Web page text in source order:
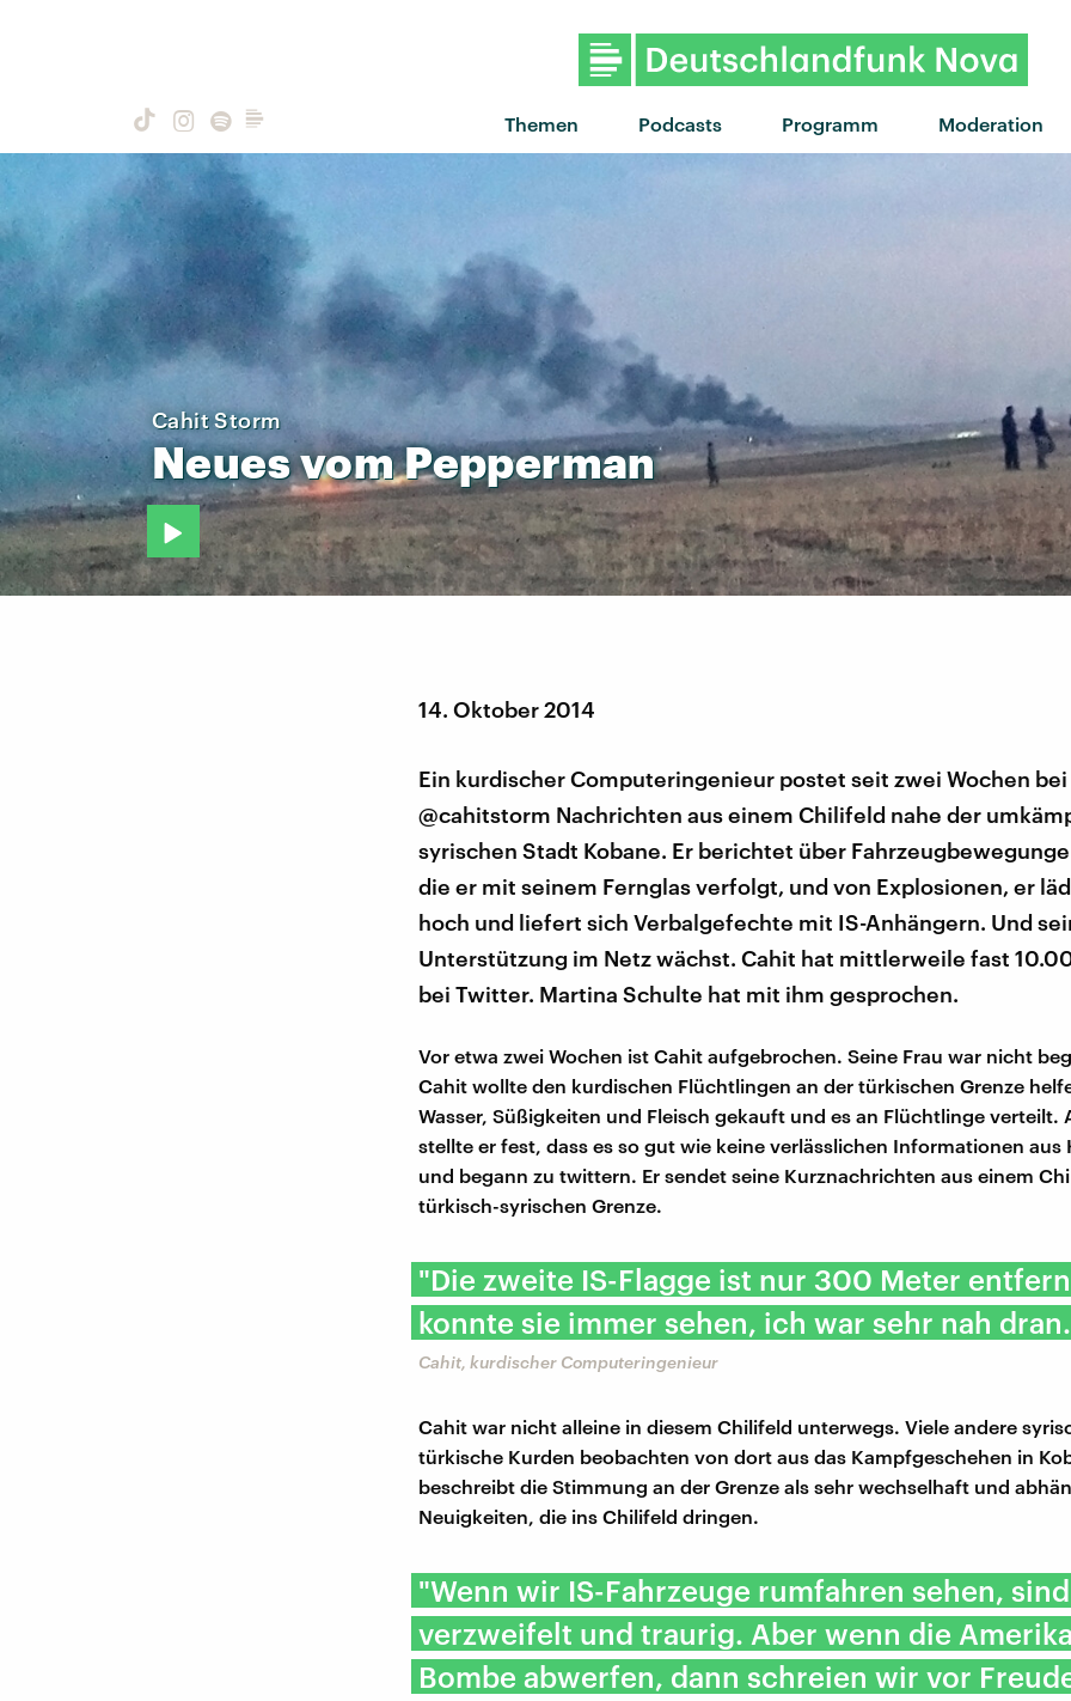
Themen Podcasts Programm Moderation
Cahit Storm
NeuesvomPepperman
14. Oktober 2014
Ein kurdischer Computeringenieur postet seit zwei Wochen
@cahitstorm Nachrichten aus einem Chilifeld nahe der
syrischen Stadt Kobane. Er berichtet über
die er mit seinem Fernglas verfolgt, und von Explosionen, er
hoch und liefert sich Verbalgefechte mit IS-Anhängern. Und
Unterstützung im Netz wächst. Cahit hat mittlerweile fast
bei Twitter. Martina Schulte hat mit ihm gesprochen.
Vor etwa zwei Wochen ist Cahit aufgebrochen. Seine Frau war nicht
Cahit wollte den kurdischen Flüchtlingen an der türkischen Grenze
Wasser, Süßigkeiten und Fleisch gekauft und es an Flüchtlinge verteilt.
stellte er fest, dass es so gut wie keine verlässlichen Informationen aus
und begann zu twittern. Er sendet seine Kurznachrichten aus einem
türkisch-syrischen Grenze.
"Die zweite IS-Flagge ist nur 300 Meter
konnte sie immer sehen, ich war sehr nah
Cahit, kurdischer Computeringenieur
Cahit war nicht alleine in diesem Chilifeld unterwegs. Viele andere
türkische Kurden beobachten von dort aus das Kampfgeschehen in
beschreibt die Stimmung an der Grenze als sehr wechselhaft und
Neuigkeiten, die ins Chilifeld dringen.
"Wenn wir IS-Fahrzeuge rumfahren sehen,
verzweifelt und traurig. Aber wenn die
Bombe abwerfen, dann schreien wir vor